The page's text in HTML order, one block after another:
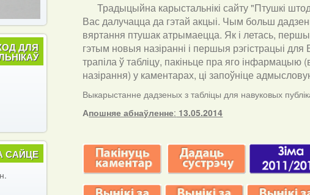
Традыцыйна карыстальнікі сайту "Птушкі
Вас далучацца да гэтай акцыі. Чым больш
вяртання птушак атрымаецца. Як і летась,
гэтым новыя назіранні і першыя рэгістрацыі
трапіла ў табліцу, пакіньце пра яго
назірання) у каментарах, ці запоўніце
Выкарыстанне дадзеных з табліцы для навуковых
Апошняе абнаўленне: 13.05.2014
ДЛЯ
САЙЦЕ